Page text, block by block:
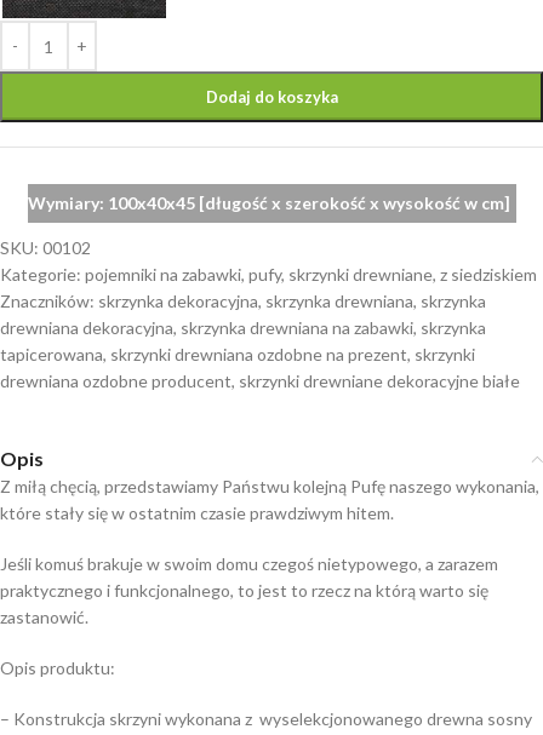
Dodaj do koszyka
Wymiary: 100x40x45[długość x szerokość x wysokość w cm]
SKU: 00102
Kategorie: pojemniki na zabawki, pufy, skrzynki drewniane, z siedziskiem
Znaczników: skrzynka dekoracyjna, skrzynka drewniana, skrzynka
drewniana dekoracyjna, skrzynka drewniana na zabawki, skrzynka
tapicerowana, skrzynki drewniana ozdobne na prezent, skrzynki
drewniana ozdobne producent, skrzynki drewniane dekoracyjne białe
Opis
Z miłą chęcią, przedstawiamy Państwu kolejną Pufę naszego wykonania,
które stały się w ostatnim czasie prawdziwym hitem.
Jeśli komuś brakuje w swoim domu czegoś nietypowego, a zarazem
praktycznego i funkcjonalnego, to jest to rzecz na którą warto się
zastanowić.
Opis produktu:
– Konstrukcja skrzyni wykonana z wyselekcjonowanego drewna sosny